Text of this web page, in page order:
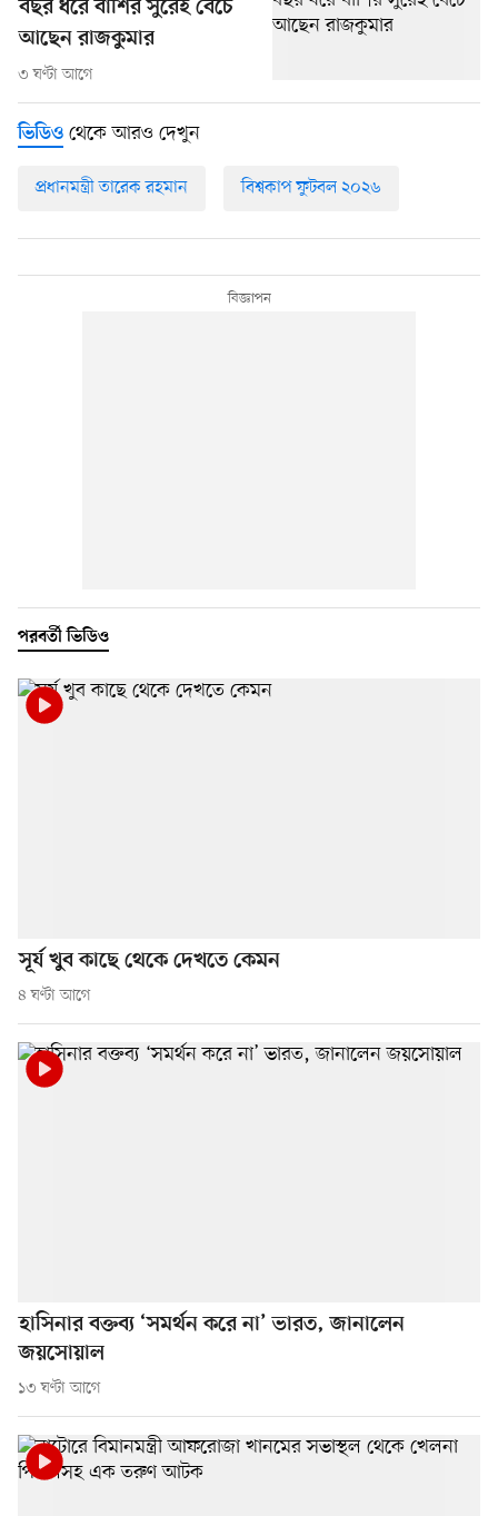
বছর ধরে বাঁশির সুরেই বেঁচে
আছেন রাজকুমার
৩ ঘণ্টা আগে
ভিডিও থেকে আরও দেখুন
প্রধানমন্ত্রী তারেক রহমান বিশ্বকাপ ফুটবল ২০২৬
পরবর্তী ভিডিও
সূর্য খুব কাছে থেকে দেখতে কেমন
৪ ঘণ্টা আগে
হাসিনার বক্তব্য ‘সমর্থন করে না’ ভারত, জানালেন
জয়সোয়াল
১৩ ঘণ্টা আগে